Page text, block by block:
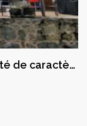
À vendre en exclusivité – Propriété de caractère – Saint-Martin-Lestra